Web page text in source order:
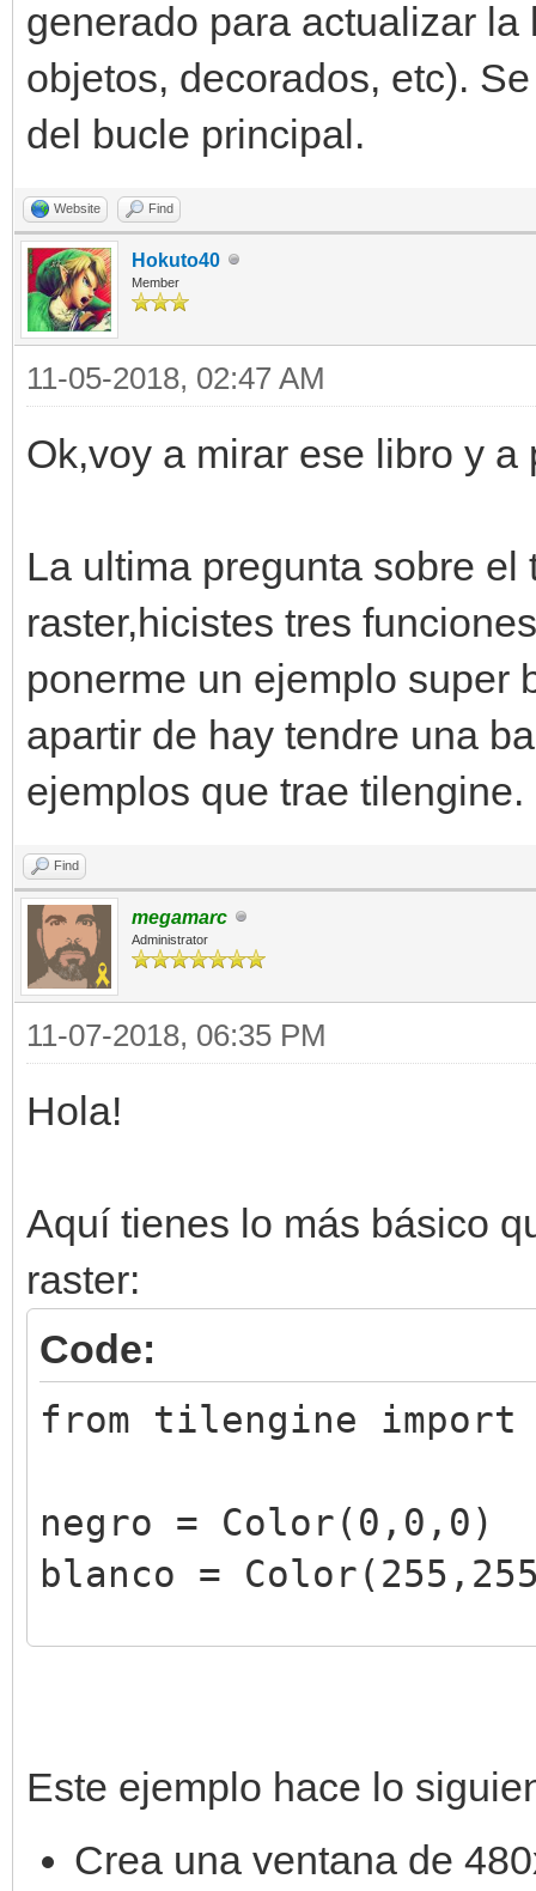
generado para actualizar
objetos, decorados, etc).
del bucle principal.
Website Find
Hokuto40
Member
11-05-2018, 02:47 AM
Ok,voy a mirar ese libro y
La ultima pregunta sobre
raster,hicistes tres
ponerme un ejemplo super
apartir de hay tendre una
ejemplos que trae tilengine.
Find
megamarc
Administrator
11-07-2018, 06:35 PM
Hola!
Aquí tienes lo más básico
raster:
Code:
from tilengine import
negro = Color(0,0,0)
blanco =
if line is 180:
Este ejemplo hace lo
Crea una ventana de